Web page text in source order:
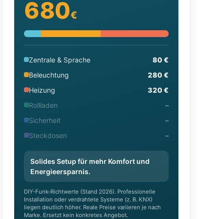
680€
Zentrale & Sprache
80 €
Beleuchtung
280 €
Heizung
320 €
Rollladen
–
Sicherheit
–
Steckdosen
–
Solides Setup für mehr Komfort und
Energieersparnis.
DIY-Funk-Richtwerte (Stand 2026). Professionelle
Installation oder verdrahtete Systeme (z. B. KNX)
liegen deutlich höher. Reale Preise variieren je nach
Marke. Ersetzt kein konkretes Angebot.